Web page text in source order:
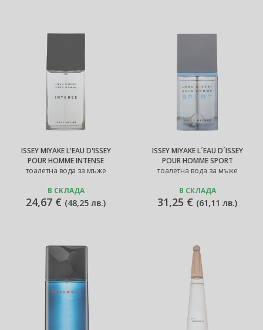
ISSEY MIYAKE L'EAU D'ISSEY
POUR HOMME INTENSE
тоалетна вода за мъже
В СКЛАДА
24,67 € (48,25 лв.)
ISSEY MIYAKE L´EAU D´ISSEY
POUR HOMME SPORT
тоалетна вода за мъже
В СКЛАДА
31,25 € (61,11 лв.)